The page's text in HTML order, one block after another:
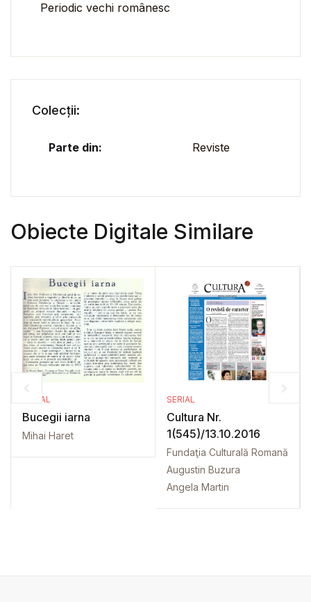
Periodic vechi românesc
Colecții:
Parte din: Reviste
Obiecte Digitale Similare
SERIAL
Bucegii iarna
Mihai Haret
SERIAL
Cultura Nr.
1(545)/13.10.2016
Fundaţia Culturală Romană
Augustin Buzura
Angela Martin